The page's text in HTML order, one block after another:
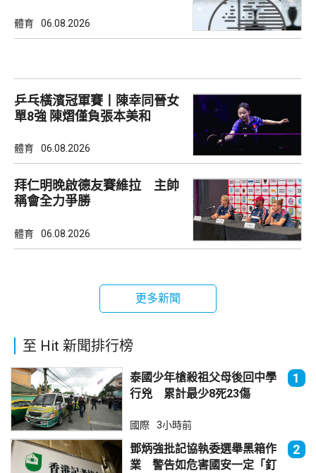
體育 06.08.2026
乒乓橫濱冠軍賽丨陳幸同晉女
單8強 陳熠僅負張本美和
體育 06.08.2026
拜仁明晚啟德友賽維拉 主帥
稱會全力爭勝
體育 06.08.2026
更多新聞
至 Hit 新聞排行榜
泰國少年槍殺祖父母後回中學
行兇 累計最少8死23傷
1
國際 3小時前
鄧炳強批記協執委選舉黑箱作
業 警告如危害國安一定「釘
2